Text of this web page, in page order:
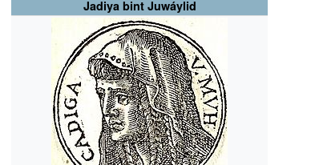
Jadiya bint Juwáylid